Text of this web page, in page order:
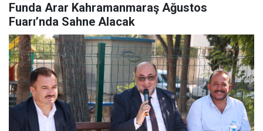
Funda Arar Kahramanmaraş Ağustos
Fuarı’nda Sahne Alacak